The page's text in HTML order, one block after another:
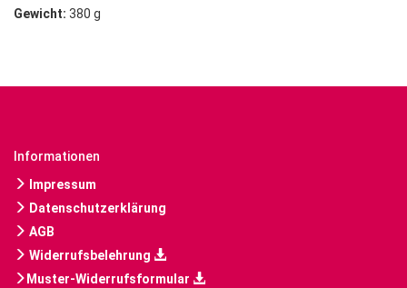
Gewicht: 380 g
Informationen
Impressum
Datenschutzerklärung
AGB
Widerrufsbelehrung
Muster-Widerrufsformular